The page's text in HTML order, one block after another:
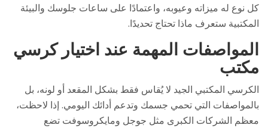
كل نوع له ميزاته وعيوبه، واعتمادًا على ساعات جلوسك والبيئة
المكتبية ستعرف ماذا تحتاج تحديدًا.
المواصفات المهمة عند اختيار كرسي
مكتب
الكرسي المكتبي الجيد لا يُقاس فقط بشكل المقعد أو لونه، بل
بالمواصفات التي تحمي جسمك وتدعم أدائك اليومي. إذا لاحظت،
معظم الشركات الكبرى مثل جوجل ومايكروسوفت تضع